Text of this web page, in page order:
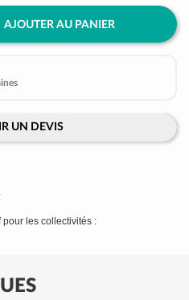
AJOUTER AU PANIER
UN DEVIS
les collectivités :